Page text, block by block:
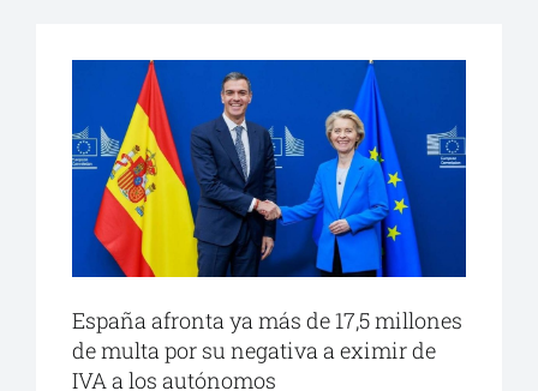
España afronta ya más de 17,5 millones
de multa por su negativa a eximir de
IVA a los autónomos